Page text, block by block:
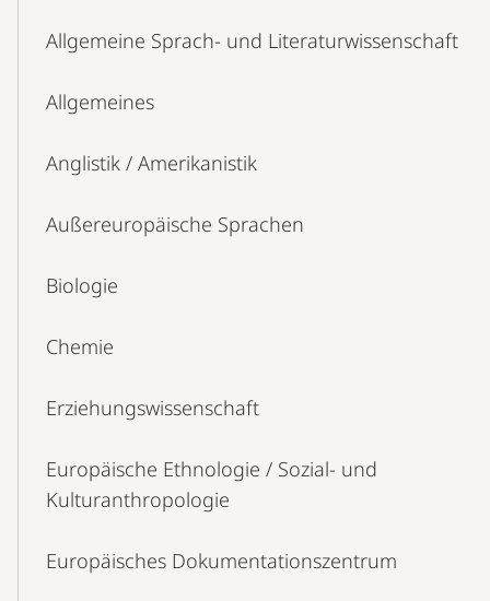
Allgemeine Sprach- und Literaturwissenschaft
Allgemeines
Anglistik / Amerikanistik
Außereuropäische Sprachen
Biologie
Chemie
Erziehungswissenschaft
Europäische Ethnologie / Sozial- und
Kulturanthropologie
Europäisches Dokumentationszentrum